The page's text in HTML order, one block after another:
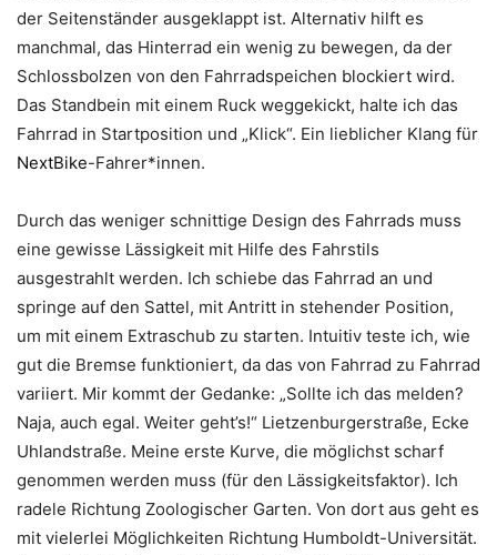
der Seitenständer ausgeklappt ist. Alternativ hilft es
manchmal, das Hinterrad ein wenig zu bewegen, da der
Schlossbolzen von den Fahrradspeichen blockiert wird.
Das Standbein mit einem Ruck weggekickt, halte ich das
Fahrrad in Startposition und „Klick“. Ein lieblicher Klang für
NextBike-Fahrer*innen.
Durch das weniger schnittige Design des Fahrrads muss
eine gewisse Lässigkeit mit Hilfe des Fahrstils
ausgestrahlt werden. Ich schiebe das Fahrrad an und
springe auf den Sattel, mit Antritt in stehender Position,
um mit einem Extraschub zu starten. Intuitiv teste ich, wie
gut die Bremse funktioniert, da das von Fahrrad zu Fahrrad
variiert. Mir kommt der Gedanke: „Sollte ich das melden?
Naja, auch egal. Weiter geht’s!“ Lietzenburgerstraße, Ecke
Uhlandstraße. Meine erste Kurve, die möglichst scharf
genommen werden muss (für den Lässigkeitsfaktor). Ich
radele Richtung Zoologischer Garten. Von dort aus geht es
mit vielerlei Möglichkeiten Richtung Humboldt-Universität.